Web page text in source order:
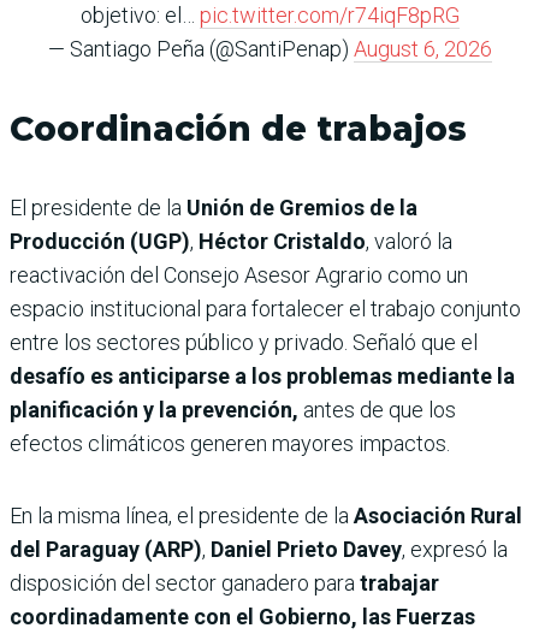
objetivo: el… pic.twitter.com/r74iqF8pRG
— Santiago Peña (@SantiPenap) August 6, 2026
Coordinación de trabajos
El presidente de la Unión de Gremios de la
Producción (UGP), Héctor Cristaldo, valoró la
reactivación del Consejo Asesor Agrario como un
espacio institucional para fortalecer el trabajo conjunto
entre los sectores público y privado. Señaló que el
desafío es anticiparse a los problemas mediante la
planificación y la prevención, antes de que los
efectos climáticos generen mayores impactos.
En la misma línea, el presidente de la Asociación Rural
del Paraguay (ARP), Daniel Prieto Davey, expresó la
disposición del sector ganadero para trabajar
coordinadamente con el Gobierno, las Fuerzas